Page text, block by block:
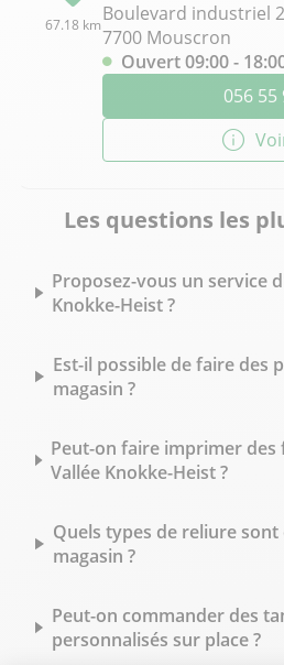
67.18 kmBoulevard industriel
7700 Mouscron
Ouvert 09:00 -
056 55
Les questions les
Proposez-vous un service
Knokke-Heist ?
Est-il possible de faire des
magasin ?
Peut-on faire imprimer des
Vallée Knokke-Heist ?
Quels types de reliure
magasin ?
Peut-on commander des
personnalisés sur place ?